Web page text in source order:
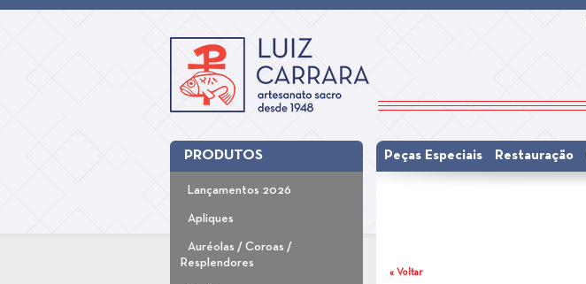
PRODUTOS
Lançamentos 2026
Apliques
Auréolas / Coroas /
Resplendores
Peças Especiais Restauração
« Voltar